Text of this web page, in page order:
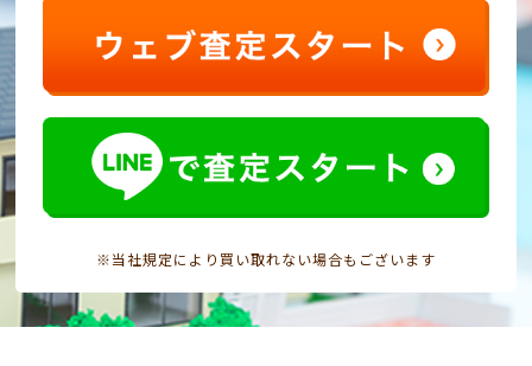
※当社規定により買い取れない場合もございます